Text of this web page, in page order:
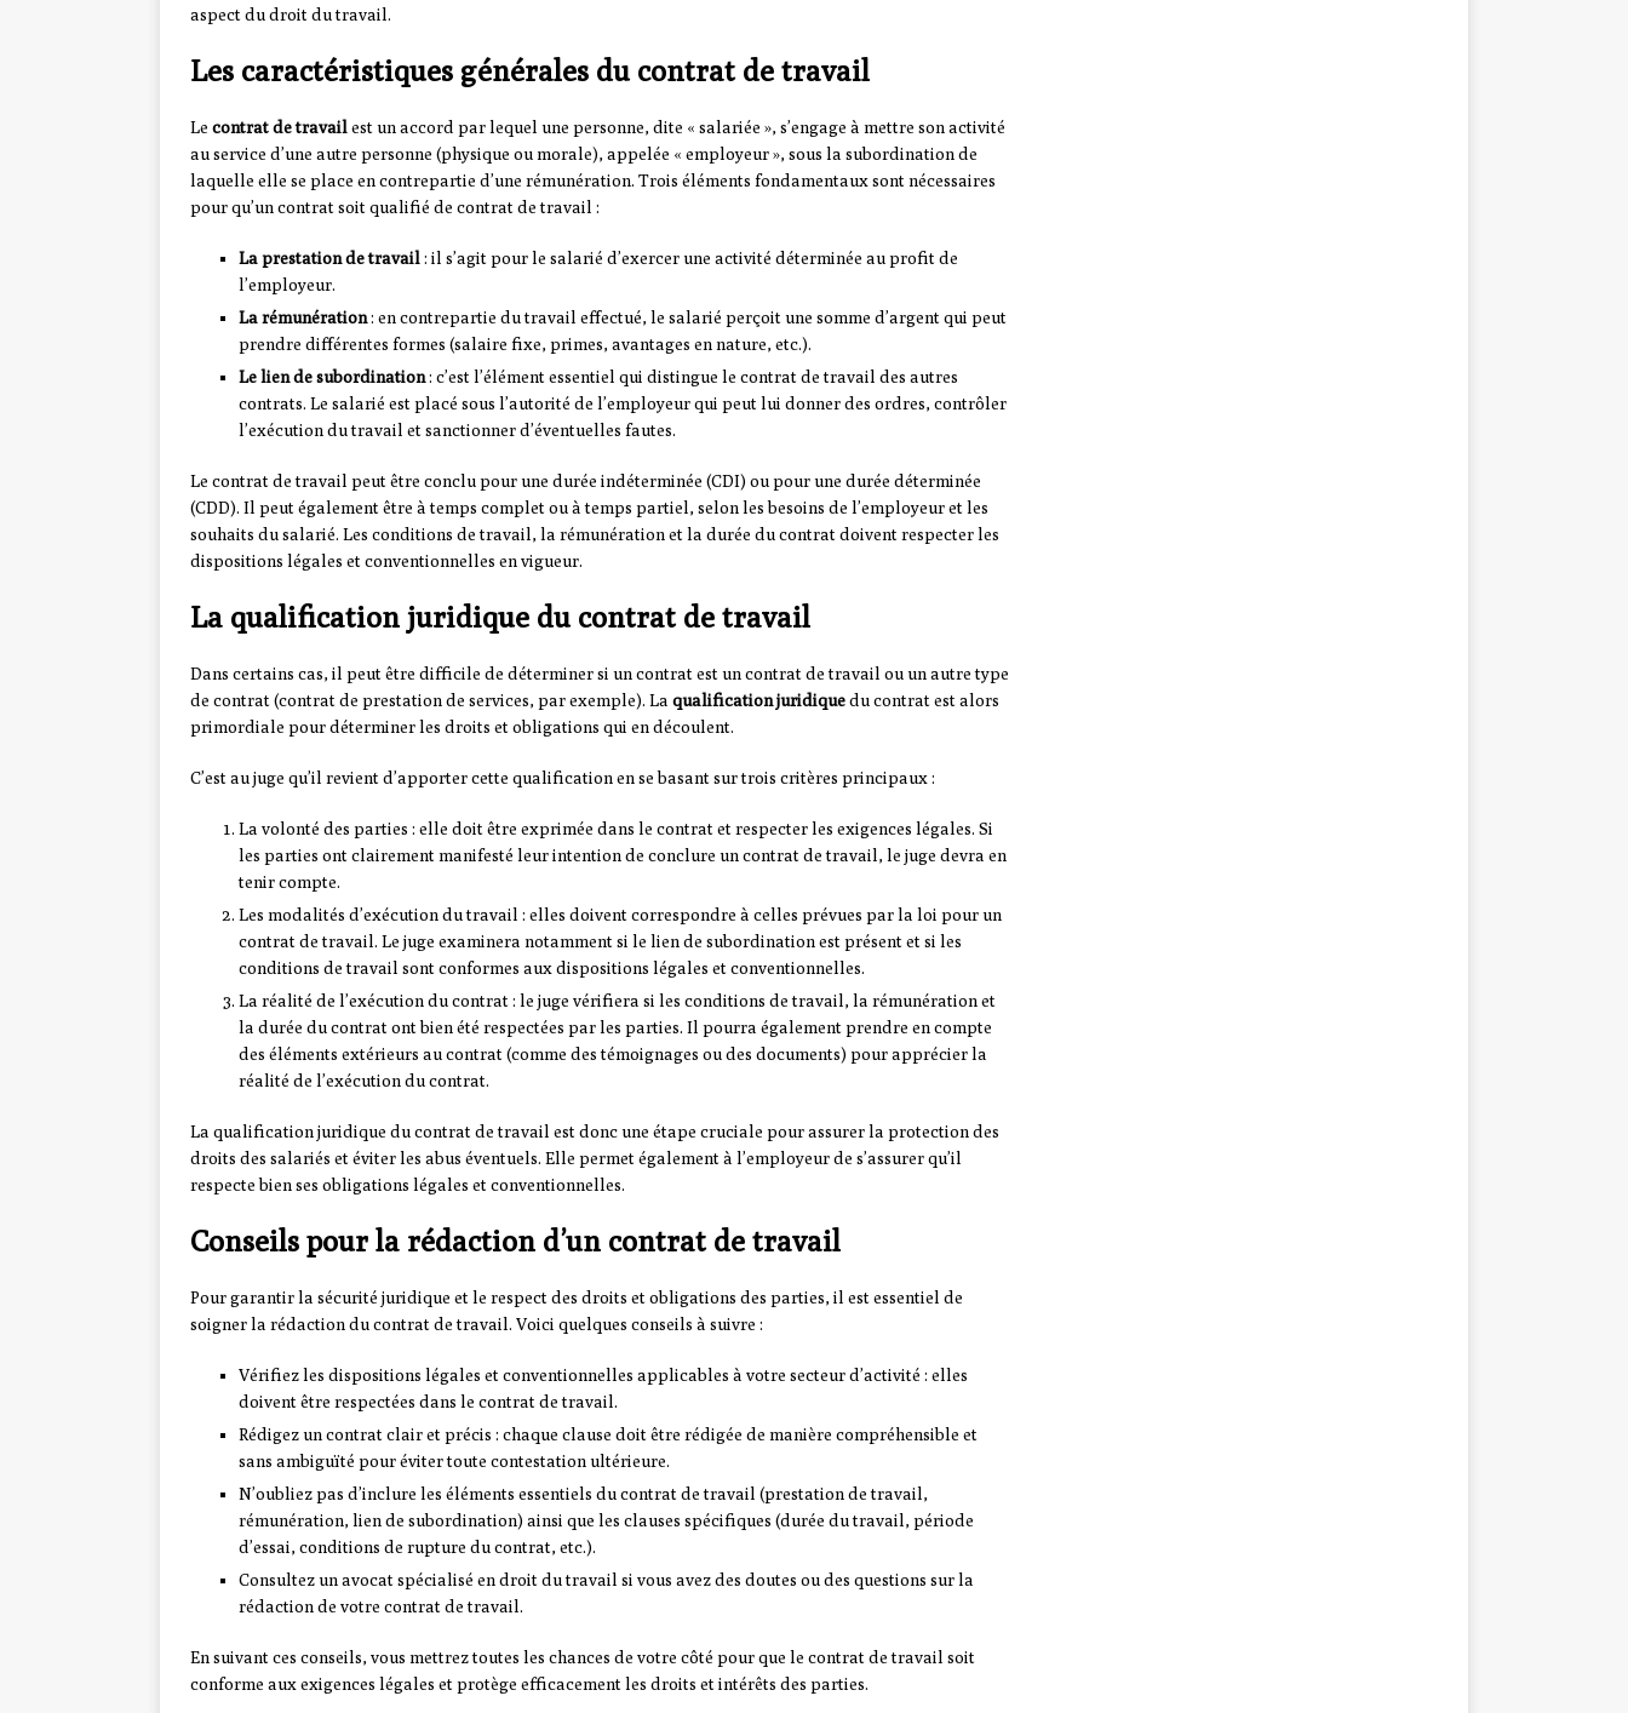
aspect du droit du travail.
Les caractéristiques générales du contrat de travail
Le contrat de travail est un accord par lequel une personne, dite « salariée », s’engage à mettre son activité
au service d’une autre personne (physique ou morale), appelée « employeur », sous la subordination de
laquelle elle se place en contrepartie d’une rémunération. Trois éléments fondamentaux sont nécessaires
pour qu’un contrat soit qualifié de contrat de travail :
La prestation de travail : il s’agit pour le salarié d’exercer une activité déterminée au profit de
l’employeur.
La rémunération: en contrepartie du travail effectué, le salarié perçoit une somme d’argent qui peut
prendre différentes formes (salaire fixe, primes, avantages en nature, etc.).
Le lien de subordination: c’est l’élément essentiel qui distingue le contrat de travail des autres
contrats. Le salarié est placé sous l’autorité de l’employeur qui peut lui donner des ordres, contrôler
l’exécution du travail et sanctionner d’éventuelles fautes.
Le contrat de travail peut être conclu pour une durée indéterminée (CDI) ou pour une durée déterminée
(CDD). Il peut également être à temps complet ou à temps partiel, selon les besoins de l’employeur et les
souhaits du salarié. Les conditions de travail, la rémunération et la durée du contrat doivent respecter les
dispositions légales et conventionnelles en vigueur.
La qualification juridique du contrat de travail
Dans certains cas, il peut être difficile de déterminer si un contrat est un contrat de travail ou un autre type
de contrat (contrat de prestation de services, par exemple). La qualification juridiquedu contrat est alors
primordiale pour déterminer les droits et obligations qui en découlent.
C’est au juge qu’il revient d’apporter cette qualification en se basant sur trois critères principaux :
La volonté des parties : elle doit être exprimée dans le contrat et respecter les exigences légales. Si
les parties ont clairement manifesté leur intention de conclure un contrat de travail, le juge devra en
tenir compte.
Les modalités d’exécution du travail : elles doivent correspondre à celles prévues par la loi pour un
contrat de travail. Le juge examinera notamment si le lien de subordination est présent et si les
conditions de travail sont conformes aux dispositions légales et conventionnelles.
La réalité de l’exécution du contrat : le juge vérifiera si les conditions de travail, la rémunération et
la durée du contrat ont bien été respectées par les parties. Il pourra également prendre en compte
des éléments extérieurs au contrat (comme des témoignages ou des documents) pour apprécier la
réalité de l’exécution du contrat.
La qualification juridique du contrat de travail est donc une étape cruciale pour assurer la protection des
droits des salariés et éviter les abus éventuels. Elle permet également à l’employeur de s’assurer qu’il
respecte bien ses obligations légales et conventionnelles.
Conseils pour la rédaction d’un contrat de travail
Pour garantir la sécurité juridique et le respect des droits et obligations des parties, il est essentiel de
soigner la rédaction du contrat de travail. Voici quelques conseils à suivre :
Vérifiez les dispositions légales et conventionnelles applicables à votre secteur d’activité : elles
doivent être respectées dans le contrat de travail.
Rédigez un contrat clair et précis : chaque clause doit être rédigée de manière compréhensible et
sans ambiguïté pour éviter toute contestation ultérieure.
N’oubliez pas d’inclure les éléments essentiels du contrat de travail (prestation de travail,
rémunération, lien de subordination) ainsi que les clauses spécifiques (durée du travail, période
d’essai, conditions de rupture du contrat, etc.).
Consultez un avocat spécialisé en droit du travail si vous avez des doutes ou des questions sur la
rédaction de votre contrat de travail.
En suivant ces conseils, vous mettrez toutes les chances de votre côté pour que le contrat de travail soit
conforme aux exigences légales et protège efficacement les droits et intérêts des parties.